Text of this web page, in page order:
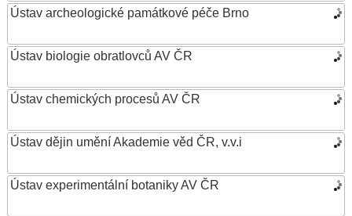
Ústav archeologické památkové péče Brno
Ústav biologie obratlovců AV ČR
Ústav chemických procesů AV ČR
Ústav dějin umění Akademie věd ČR, v.v.i
Ústav experimentální botaniky AV ČR